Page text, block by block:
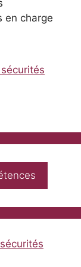
en charge